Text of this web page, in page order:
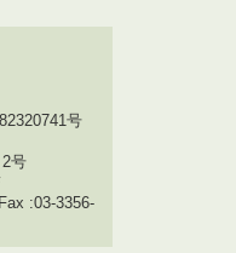
号
号
:03-3356-